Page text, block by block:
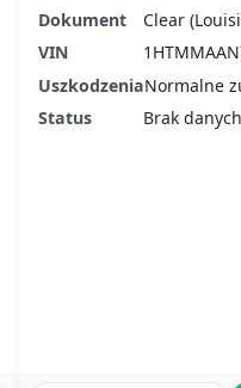
Dokument
Clear
VIN
UszkodzeniaNormalne
Status
Brak danych